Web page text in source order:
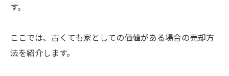
す。
ここでは、古くても家としての価値がある場合の売却方
法を紹介します。